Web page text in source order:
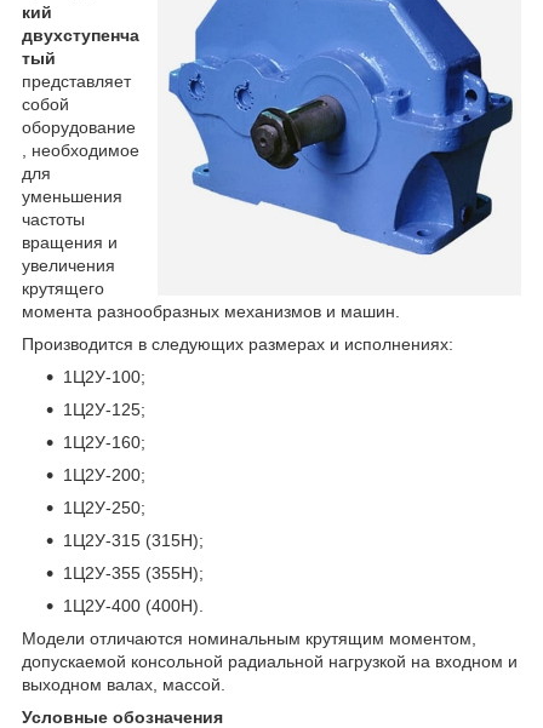
кий
двухступенча
тый
представляет
собой
оборудование
, необходимое
для
уменьшения
частоты
вращения и
увеличения
крутящего
момента разнообразных механизмов и машин.
Производится в следующих размерах и исполнениях:
1Ц2У-100;
1Ц2У-125;
1Ц2У-160;
1Ц2У-200;
1Ц2У-250;
1Ц2У-315 (315Н);
1Ц2У-355 (355Н);
1Ц2У-400 (400Н).
Модели отличаются номинальным крутящим моментом,
допускаемой консольной радиальной нагрузкой на входном и
выходном валах, массой.
Условные обозначения